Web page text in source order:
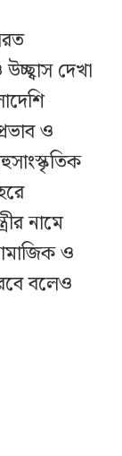
দেখা
ও
নামে
ও
বলেও